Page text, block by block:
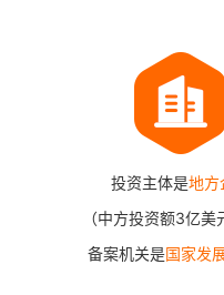
投资主体是地方
（中方投资额3亿美
备案机关是国家发